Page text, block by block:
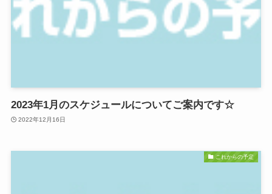
2023年1月のスケジュールについてご案内です☆
2022年12月16日
これからの予定